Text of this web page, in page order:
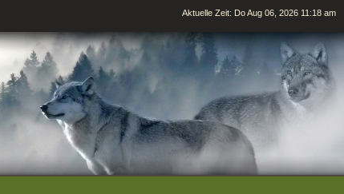
Aktuelle Zeit: Do Aug 06, 2026 11:18 am